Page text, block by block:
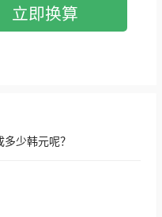
立即换算
少韩元呢？